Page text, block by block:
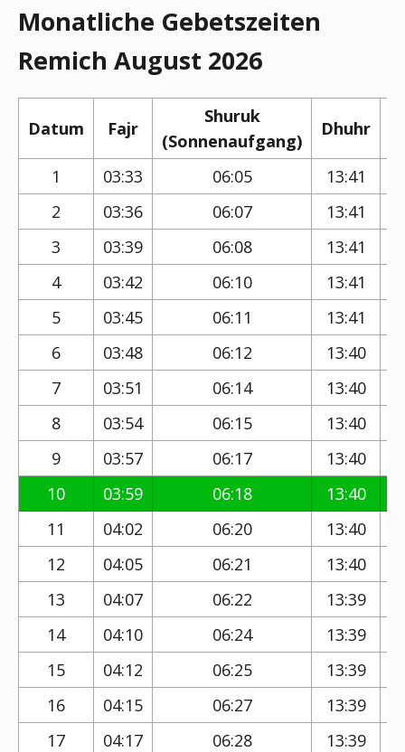
Monatliche Gebetszeiten
Remich August 2026
Datum Fajr
Shuruk
(Sonnenaufgang)
Dhuhr
1
03:33 06:05 13:41
2
03:36 06:07 13:41
3
03:39 06:08 13:41
4
03:42 06:10 13:41
5
03:45 06:11 13:41
6
03:48 06:12 13:40
7
03:51 06:14 13:40
8
03:54 06:15 13:40
9
03:57 06:17 13:40
10
03:59 06:18 13:40
11
04:02 06:20 13:40
12
04:05 06:21 13:40
13
04:07 06:22 13:39
14
04:10 06:24 13:39
15
04:12 06:25 13:39
16
04:15 06:27 13:39
17
04:17 06:28 13:39